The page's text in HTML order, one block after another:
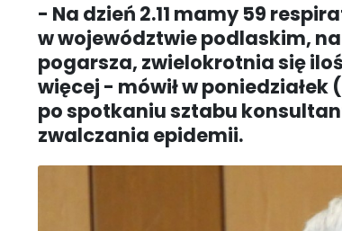
- Na dzień 2.11 mamy 59
w województwie podlaskim,
pogarsza, zwielokrotnia się
więcej - mówił w poniedziałek
po spotkaniu sztabu
zwalczania epidemii.